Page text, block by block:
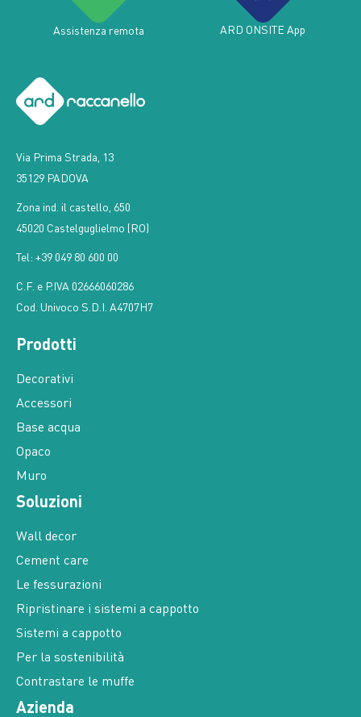
Assistenza remota ARD ONSITE App
Via Prima Strada, 13
35129 PADOVA
Zona ind. il castello, 650
45020 Castelguglielmo (RO)
Tel: +39 049 80 600 00
C.F. e P.IVA 02666060286
Cod. Univoco S.D.I. A4707H7
Prodotti
Decorativi
Accessori
Base acqua
Opaco
Muro
Soluzioni
Wall decor
Cement care
Le fessurazioni
Ripristinare i sistemi a cappotto
Sistemi a cappotto
Per la sostenibilità
Contrastare le muffe
Azienda